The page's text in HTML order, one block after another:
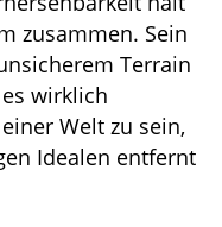
zusammen. Sein
Terrain
wirklich
Welt zu sein,
Idealen entfernt